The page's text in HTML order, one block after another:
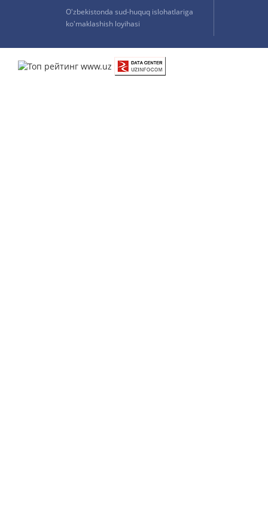
O'zbekistonda sud-huquq islohatlariga
ko'maklashish loyihasi